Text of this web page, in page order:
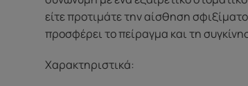
είτε προτιμάτε την αίσθηση
προσφέρει το πείραγμα και τη
Χαρακτηριστικά: